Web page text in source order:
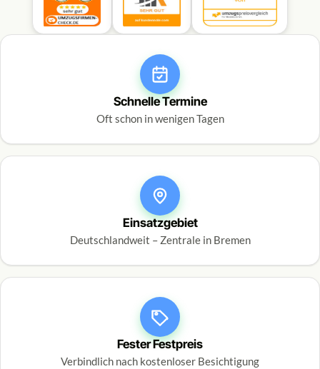
Schnelle Termine
Oft schon in wenigen Tagen
Einsatzgebiet
Deutschlandweit – Zentrale in Bremen
Fester Festpreis
Verbindlich nach kostenloser Besichtigung